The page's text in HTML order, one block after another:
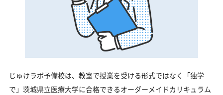
じゅけラボ予備校は、教室で授業を受ける形式ではなく「独学
で」茨城県立医療大学に合格できるオーダーメイドカリキュラム